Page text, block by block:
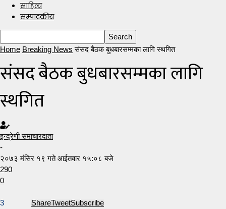
साहित्य
सम्पादकीय
Home Breaking News संसद बैठक बुधबारसम्मका लागि स्थगित
संसद बैठक बुधबारसम्मका लागि
स्थगित
इन्द्रेणी समाचारदाता
-
२०७३ मंसिर १९ गते आईतवार १५:०८ बजे
290
0
3
ShareTweetSubscribe